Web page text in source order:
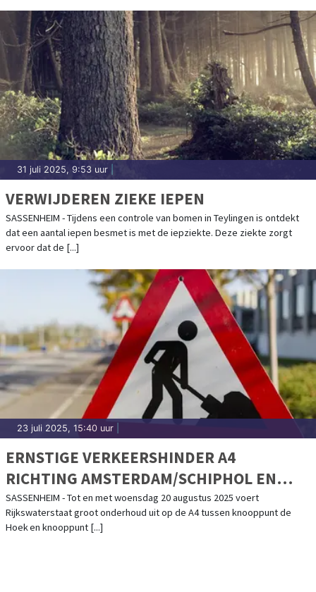
31 juli 2025, 9:53 uur
VERWIJDEREN ZIEKE IEPEN
SASSENHEIM - Tijdens een controle van bomen in Teylingen is ontdekt
dat een aantal iepen besmet is met de iepziekte. Deze ziekte zorgt
ervoor dat de [...]
23 juli 2025, 15:40 uur
ERNSTIGE VERKEERSHINDER A4
RICHTING AMSTERDAM/SCHIPHOL EN
TERUG
SASSENHEIM - Tot en met woensdag 20 augustus 2025 voert
Rijkswaterstaat groot onderhoud uit op de A4 tussen knooppunt de
Hoek en knooppunt [...]